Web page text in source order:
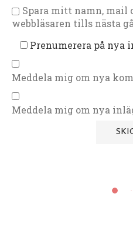
Spara mitt namn, mail
webbläsaren tills nästa
Prenumerera på nya
Meddela mig om nya
Meddela mig om nya